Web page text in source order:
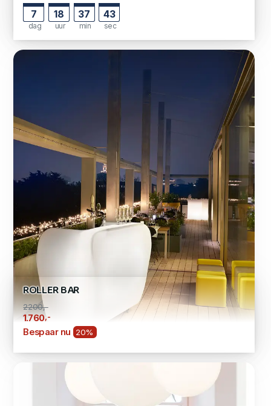
7
dag
18
uur
37
min
42
sec
ROLLER BAR
2200,-
1.760,-
Bespaar nu 20%